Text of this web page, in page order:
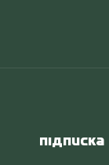
Підписка